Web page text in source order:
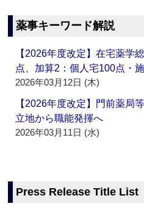
薬事キーワード解説
【2026年度改定】在宅薬学
点、加算2：個人宅100点・
2026年03月12日 (木)
【2026年度改定】門前薬局
立地から職能発揮へ
2026年03月11日 (水)
Press Release Title List